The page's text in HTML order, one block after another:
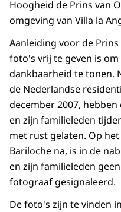
Hoogheid de Prins van
omgeving van Villa la
Aanleiding voor de
foto's vrij te geven is
dankbaarheid te tonen.
de Nederlandse
december 2007,
en zijn familieleden
met rust gelaten. Op
Bariloche na, is in de
en zijn familieleden
fotograaf gesignaleerd.
De foto's zijn te vinden